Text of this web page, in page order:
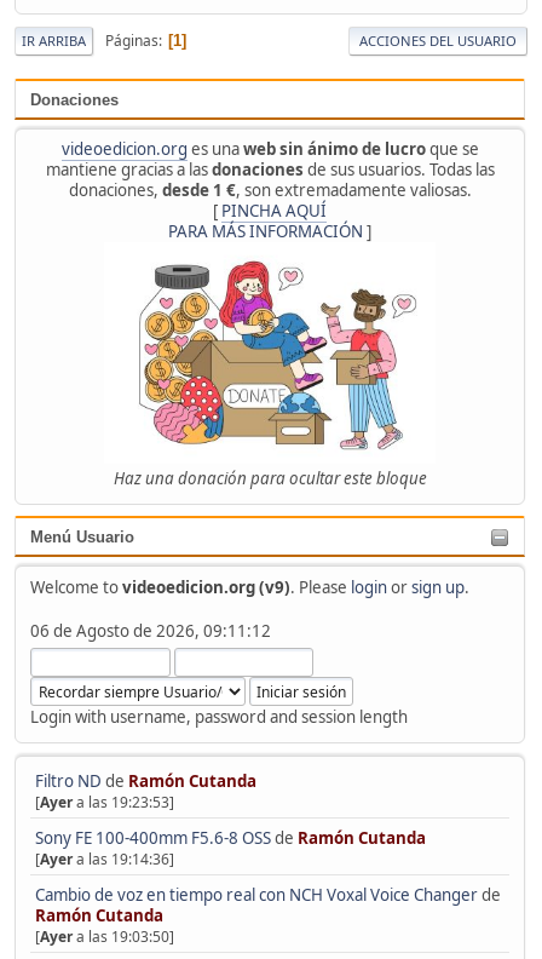
Donaciones
videoedicion.org es unaweb sin ánimo de lucroque se
mantiene gracias a lasdonaciones de sus usuarios. Todas las
donaciones, desde 1 €, son extremadamente valiosas.
[ PINCHA AQUÍ
PARA MÁS INFORMACIÓN ]
Haz una donación para ocultar este bloque
Menú Usuario
Welcome tovideoedicion.org (v9). Please loginorsign up.
06 de Agosto de 2026, 09:11:12
Login with username, password and session length
Filtro ND de Ramón Cutanda
[Ayera las 19:23:53]
Sony FE 100-400mm F5.6-8 OSSde Ramón Cutanda
[Ayera las 19:14:36]
Cambio de voz en tiempo real con NCH Voxal Voice Changerde
Ramón Cutanda
[Ayera las 19:03:50]
IR ARRIBA Páginas 1 ACCIONES DEL USUARIO